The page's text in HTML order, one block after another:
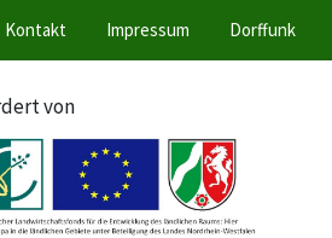
Kontakt Impressum Dorffunk
von